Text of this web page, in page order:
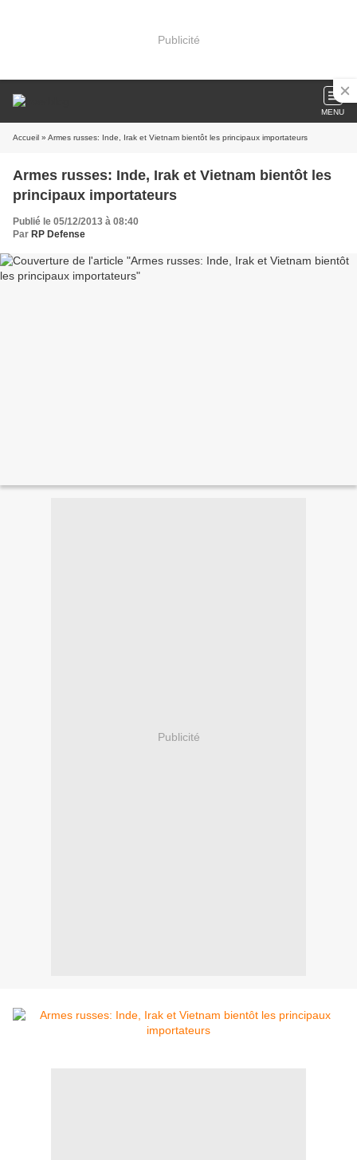
Publicité
MENU
Accueil » Armes russes: Inde, Irak et Vietnam bientôt les principaux importateurs
Armes russes: Inde, Irak et Vietnam bientôt les
principaux importateurs
Publié le 05/12/2013 à 08:40
Par RP Defense
Publicité